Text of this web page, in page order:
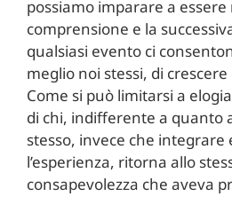
possiamo imparare a essere
comprensione e la
qualsiasi evento ci
meglio noi stessi, di
Come si può limitarsi a
di chi, indifferente a quanto
stesso, invece che integrare
l’esperienza, ritorna allo
consapevolezza che aveva